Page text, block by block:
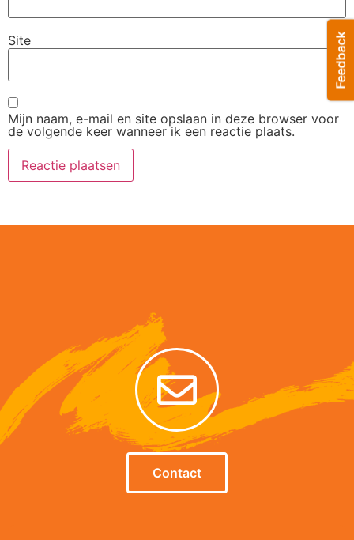
Site
Mijn naam, e-mail en site opslaan in deze browser voor
de volgende keer wanneer ik een reactie plaats.
Contact